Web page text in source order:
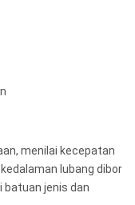
menilai kecepatan
lubang dibor
batuan jenis dan